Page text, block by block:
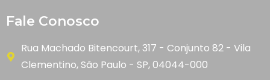
Fale Conosco
Rua Machado Bitencourt, 317 - Conjunto 82 - Vila
Clementino, São Paulo - SP, 04044-000